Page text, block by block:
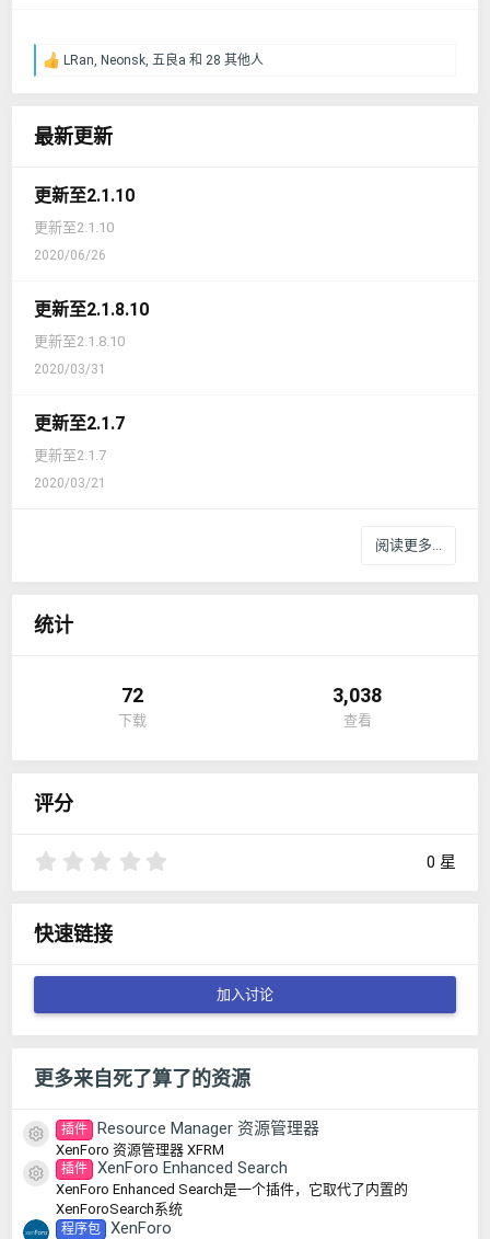
反 LRan Neonsk 五良a 和 28 其他人
最新更新
更新至2.1.10
更新至2.1.10
2020/06/26
更新至2.1.8.10
更新至2.1.8.10
2020/03/31
更新至2.1.7
更新至2.1.7
2020/03/21
阅读更多...
统计
72
下载
3,038
查看
评分
0 星
快速链接
加入讨论
更多来自死了算了的资源
资源图标
插件 Resource Manager 资源管理器
XenForo 资源管理器 XFRM
资源图标
插件 XenForo Enhanced Search
XenForo Enhanced Search是一个插件，它取代了内置的
XenForoSearch系统
程序包 XenForo